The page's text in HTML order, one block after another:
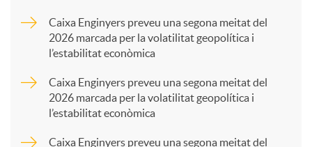
a
Caixa Enginyers preveu una segona meitat del
2026 marcada per la volatilitat geopolítica i
l’estabilitat econòmica
Caixa Enginyers preveu una segona meitat del
2026 marcada per la volatilitat geopolítica i
l’estabilitat econòmica
Caixa Enginyers preveu una segona meitat del